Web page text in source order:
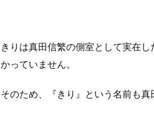
きりは真田信繁の側室として実在
かっていません。
そのため、『きり』という名前も真